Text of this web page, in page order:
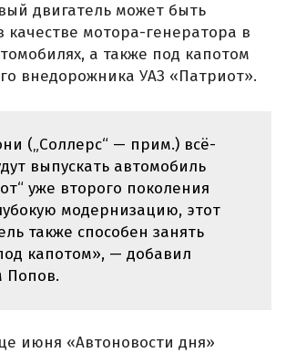
двигатель может быть
качестве мотора-генератора в
а также под капотом
внедорожника УАЗ «Патриот».
(„Соллерс“ — прим.) всё-
выпускать автомобиль
уже второго поколения
модернизацию, этот
также способен занять
капотом», — добавил
Попов.
июня «Автоновости дня»